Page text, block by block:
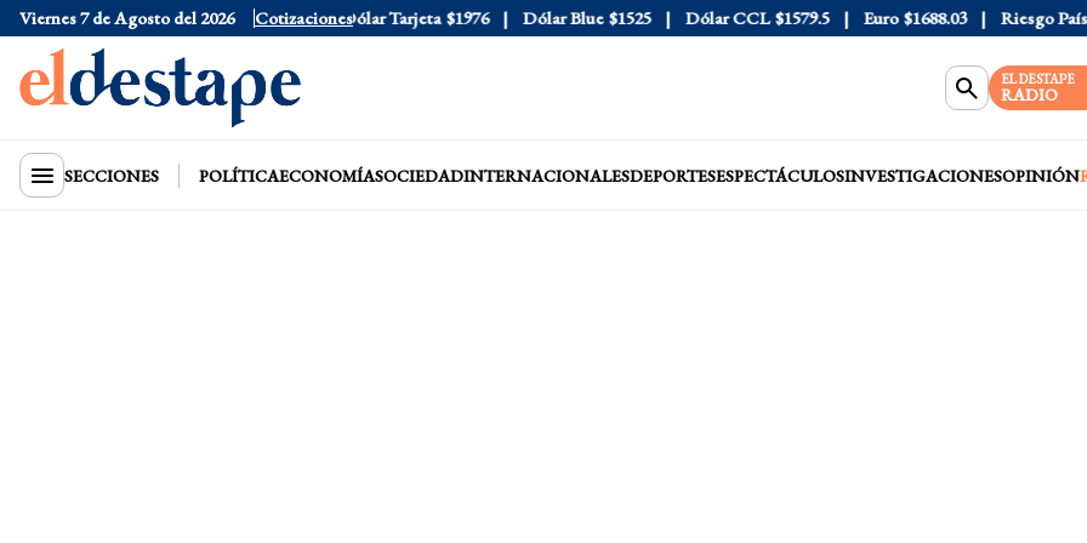
Viernes 7 de Agosto del 2026 Cotizaciones
Dólar Oficial $1520 Dólar Tarjeta $1976 Dólar Blue $1525 Dólar CCL $1579.5 Euro $1688.03 Riesgo País 408
EL DESTAPE
RADIO
SECCIONES POLÍTICAECONOMÍASOCIEDADINTERNACIONALESDEPORTESESPECTÁCULOSINVESTIGACIONESOPINIÓN